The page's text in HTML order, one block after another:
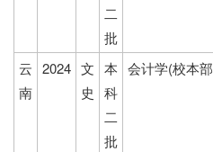
二
批
云
南
2024 文
史
本
科
二
批
会计学(校本